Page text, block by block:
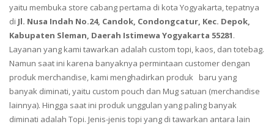
yaitu membuka store cabang pertama di kota Yogyakarta, tepatnya
di Jl. Nusa Indah No.24, Candok, Condongcatur, Kec. Depok,
Kabupaten Sleman, Daerah Istimewa Yogyakarta 55281.
Layanan yang kami tawarkan adalah custom topi, kaos, dan totebag.
Namun saat ini karena banyaknya permintaan customer dengan
produk merchandise, kami menghadirkan produk baru yang
banyak diminati, yaitu custom pouch dan Mug satuan (merchandise
lainnya). Hingga saat ini produk unggulan yang paling banyak
diminati adalah Topi. Jenis-jenis topi yang di tawarkan antara lain